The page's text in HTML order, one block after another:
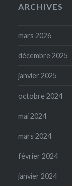
ARCHIVES
mars 2026
décembre 2025
janvier 2025
octobre 2024
mai 2024
mars 2024
février 2024
janvier 2024